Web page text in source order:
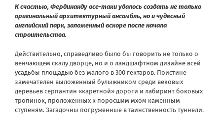
К счастью, Фердинанду все-таки удалось создать не только
оригинальный архитектурный ансамбль, но и чудесный
английский парк, заложенный вскоре после начала
строительства.
Действительно, справедливо было бы говорить не только о
венчающем скалу дворце, но и о ландшафтном дизайне всей
усадьбы площадью без малого в 300 гектаров. Поистине
замечателен выложенный булыжником среди вековых
деревьев серпантин «каретной» дороги и лабиринт боковых
тропинок, проложенных к поросшим мхом каменным
ступеням. Загадочны погруженные в таинственность туннели.